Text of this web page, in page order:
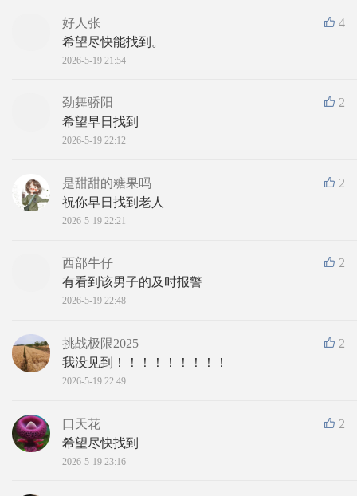
4
好人张
希望尽快能找到。
2026-5-19 21:54
2
劲舞骄阳
希望早日找到
2026-5-19 22:12
2
是甜甜的糖果吗
祝你早日找到老人
2026-5-19 22:21
2
西部牛仔
有看到该男子的及时报警
2026-5-19 22:48
2
挑战极限2025
我没见到！！！！！！！！！
2026-5-19 22:49
2
口天花
希望尽快找到
2026-5-19 23:16